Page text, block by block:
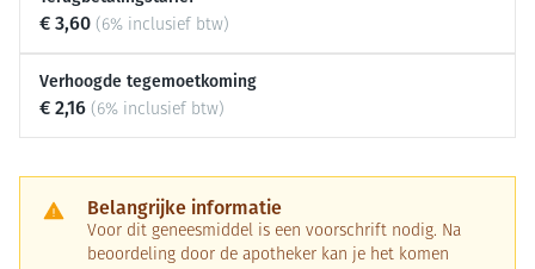
€ 3,60 (6% inclusief btw)
Verhoogde tegemoetkoming
€ 2,16 (6% inclusief btw)
Belangrijke informatie
Voor dit geneesmiddel is een voorschrift nodig. Na
beoordeling door de apotheker kan je het komen